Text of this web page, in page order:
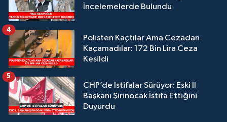
İncelemelerde Bulundu
Polisten Kaçtılar Ama Cezadan
Kaçamadılar: 172 Bin Lira Ceza
Kesildi
4
CHP’de İstifalar Sürüyor: Eski İl
Başkanı Şirinocak İstifa Ettiğini
Duyurdu
5